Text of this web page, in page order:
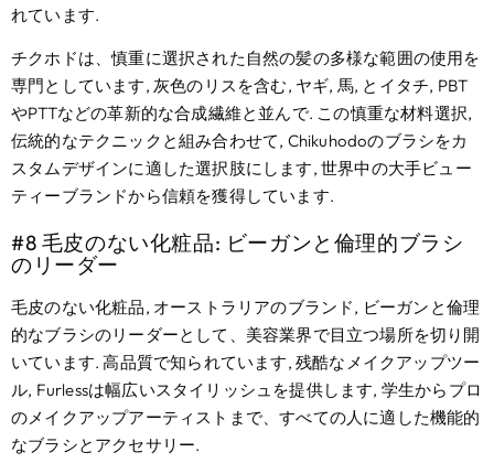
れています.
チクホドは、慎重に選択された自然の髪の多様な範囲の使用を
専門としています, 灰色のリスを含む, ヤギ, 馬, とイタチ, PBT
やPTTなどの革新的な合成繊維と並んで. この慎重な材料選択,
伝統的なテクニックと組み合わせて, Chikuhodoのブラシをカ
スタムデザインに適した選択肢にします, 世界中の大手ビュー
ティーブランドから信頼を獲得しています.
#8 毛皮のない化粧品: ビーガンと倫理的ブラシ
のリーダー
毛皮のない化粧品, オーストラリアのブランド, ビーガンと倫理
的なブラシのリーダーとして、美容業界で目立つ場所を切り開
いています. 高品質で知られています, 残酷なメイクアップツー
ル, Furlessは幅広いスタイリッシュを提供します, 学生からプロ
のメイクアップアーティストまで、すべての人に適した機能的
なブラシとアクセサリー.